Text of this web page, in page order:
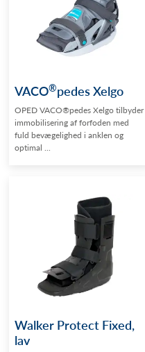
VACO®pedes Xelgo
OPED VACO®pedes Xelgo tilbyder
immobilisering af forfoden med
fuld bevægelighed i anklen og
optimal ...
Walker Protect Fixed,
lav